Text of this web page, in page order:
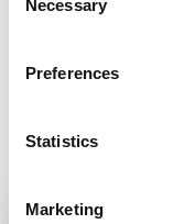
Selection
Necessary
Preferences
Statistics
Marketing